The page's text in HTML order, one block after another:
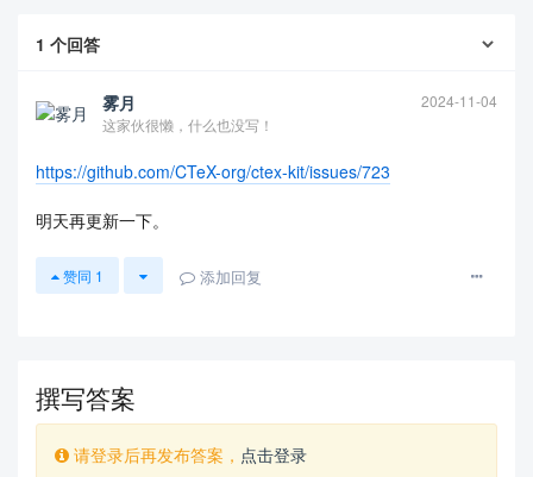
1 个回答
雾月
2024-11-04
这家伙很懒，什么也没写！
https://github.com/CTeX-org/ctex-kit/issues/723
明天再更新一下。
赞同 1 添加回复
撰写答案
请登录后再发布答案， 点击登录